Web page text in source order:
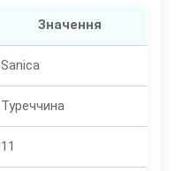
Значення
Sanica
Туреччина
11